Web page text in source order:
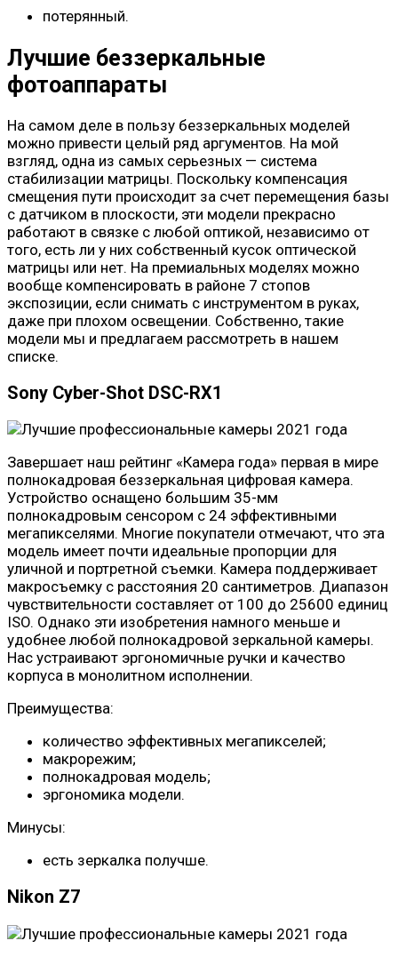
потерянный.
Лучшие беззеркальные
фотоаппараты
На самом деле в пользу беззеркальных моделей
можно привести целый ряд аргументов. На мой
взгляд, одна из самых серьезных — система
стабилизации матрицы. Поскольку компенсация
смещения пути происходит за счет перемещения базы
с датчиком в плоскости, эти модели прекрасно
работают в связке с любой оптикой, независимо от
того, есть ли у них собственный кусок оптической
матрицы или нет. На премиальных моделях можно
вообще компенсировать в районе 7 стопов
экспозиции, если снимать с инструментом в руках,
даже при плохом освещении. Собственно, такие
модели мы и предлагаем рассмотреть в нашем
списке.
Sony Cyber-Shot DSC-RX1
Завершает наш рейтинг «Камера года» первая в мире
полнокадровая беззеркальная цифровая камера.
Устройство оснащено большим 35-мм
полнокадровым сенсором с 24 эффективными
мегапикселями. Многие покупатели отмечают, что эта
модель имеет почти идеальные пропорции для
уличной и портретной съемки. Камера поддерживает
макросъемку с расстояния 20 сантиметров. Диапазон
чувствительности составляет от 100 до 25600 единиц
ISO. Однако эти изобретения намного меньше и
удобнее любой полнокадровой зеркальной камеры.
Нас устраивают эргономичные ручки и качество
корпуса в монолитном исполнении.
Преимущества:
количество эффективных мегапикселей;
макрорежим;
полнокадровая модель;
эргономика модели.
Минусы:
есть зеркалка получше.
Nikon Z7